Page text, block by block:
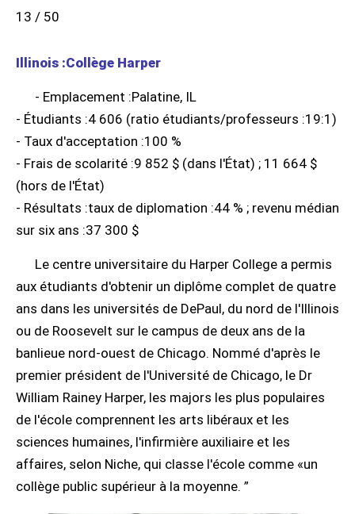
13 / 50
Illinois :Collège Harper
- Emplacement :Palatine, IL
- Étudiants :4 606 (ratio étudiants/professeurs :19:1)
- Taux d'acceptation :100 %
- Frais de scolarité :9 852 $ (dans l'État) ; 11 664 $
(hors de l'État)
- Résultats :taux de diplomation :44 % ; revenu médian
sur six ans :37 300 $
Le centre universitaire du Harper College a permis
aux étudiants d'obtenir un diplôme complet de quatre
ans dans les universités de DePaul, du nord de l'Illinois
ou de Roosevelt sur le campus de deux ans de la
banlieue nord-ouest de Chicago. Nommé d'après le
premier président de l'Université de Chicago, le Dr
William Rainey Harper, les majors les plus populaires
de l'école comprennent les arts libéraux et les
sciences humaines, l'infirmière auxiliaire et les
affaires, selon Niche, qui classe l'école comme «un
collège public supérieur à la moyenne. ”